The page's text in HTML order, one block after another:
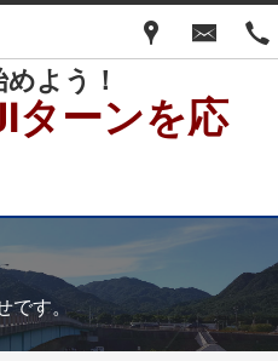
よう！
ターンを応
です。